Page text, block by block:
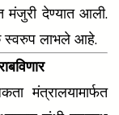
मंजुरी देण्यात आली.
स्वरुप लाभले आहे.
मंत्रालयामार्फत